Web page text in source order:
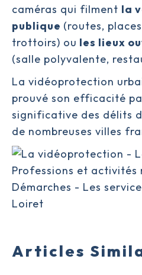
caméras qui filment la
publique (routes,
trottoirs) ou les lieux
(salle polyvalente,
La vidéoprotection
prouvé son efficacité
significative des délits
de nombreuses villes
Articles